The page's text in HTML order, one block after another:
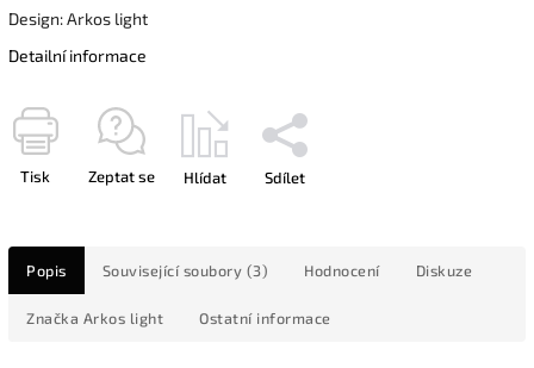
Design: Arkos light
Detailní informace
Tisk Zeptat se Hlídat Sdílet
Popis Související soubory (3) Hodnocení Diskuze
Značka Arkos light Ostatní informace